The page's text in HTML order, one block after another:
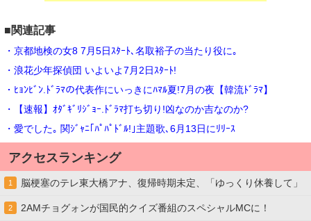
■関連記事
・京都地検の女8 7月5日ｽﾀｰﾄ､名取裕子の当たり役に｡
・浪花少年探偵団 いよいよ7月2日ｽﾀｰﾄ!
・ﾋｮﾝﾋﾞﾝ.ﾄﾞﾗﾏの代表作にいっきにﾊﾏﾙ夏!7月の夜【韓流ﾄﾞﾗﾏ】
・【速報】ｵﾀﾞｷﾞﾘｼﾞｮｰ.ﾄﾞﾗﾏ打ち切り!凶なのか吉なのか?
・愛でした｡ 関ｼﾞｬﾆ｢ﾊﾟﾊﾟﾄﾞﾙ!｣主題歌､6月13日にﾘﾘｰｽ
アクセスランキング
1 脳梗塞のテレ東大橋アナ、復帰時期未定、「ゆっくり休養して」
2 2AMチョグォンが国民的クイズ番組のスペシャルMCに！